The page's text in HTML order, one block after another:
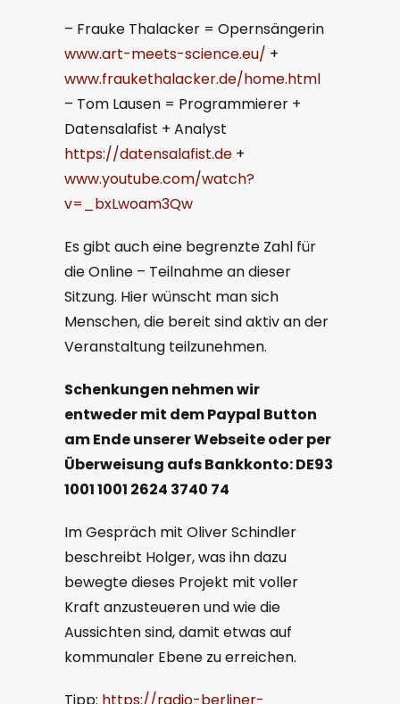
– Frauke Thalacker = Opernsängerin
www.art-meets-science.eu/ +
www.fraukethalacker.de/home.html
– Tom Lausen = Programmierer +
Datensalafist + Analyst
https://datensalafist.de +
www.youtube.com/watch?
v=_bxLwoam3Qw
Es gibt auch eine begrenzte Zahl für
die Online – Teilnahme an dieser
Sitzung. Hier wünscht man sich
Menschen, die bereit sind aktiv an der
Veranstaltung teilzunehmen.
Schenkungen nehmen wir
entwedermit demPaypal Button
am EndeunsererWebseite oder per
Überweisung aufs Bankkonto: DE93
1001 1001 2624 3740 74
Im Gespräch mit Oliver Schindler
beschreibt Holger, was ihn dazu
bewegte dieses Projekt mit voller
Kraft anzusteueren und wie die
Aussichten sind, damit etwas auf
kommunaler Ebene zu erreichen.
Tipp: https://radio-berliner-